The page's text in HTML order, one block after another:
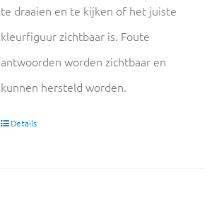
te draaien en te kijken of het juiste
kleurfiguur zichtbaar is. Foute
antwoorden worden zichtbaar en
kunnen hersteld worden.
Details